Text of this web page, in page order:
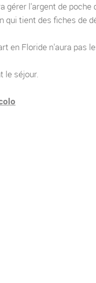
gérer l'argent de poche
tient des fiches de
en Floride n'aura pas
le séjour.